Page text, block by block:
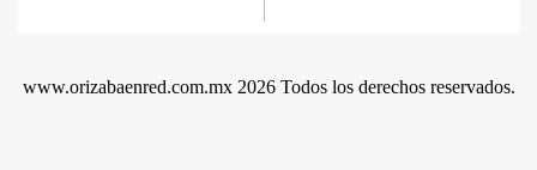
www.orizabaenred.com.mx 2026 Todos los derechos reservados.